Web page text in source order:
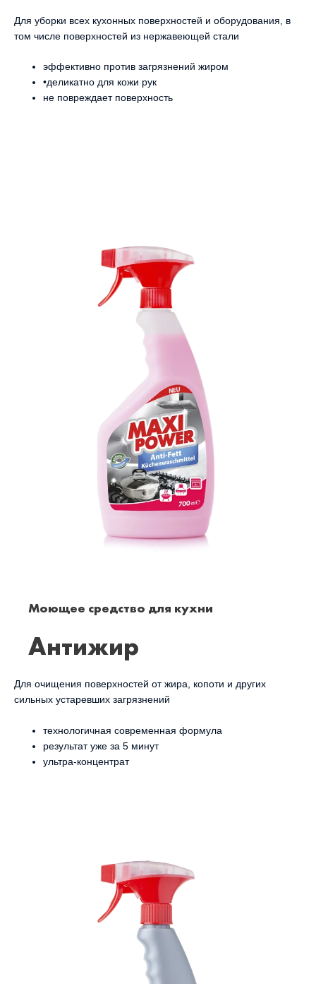
Для уборки всех кухонных поверхностей и оборудования, в
том числе поверхностей из нержавеющей стали
эффективно против загрязнений жиром
•деликатно для кожи рук
не повреждает поверхность
Моющее средство для кухни
Антижир
Для очищения поверхностей от жира, копоти и других
сильных устаревших загрязнений
технологичная современная формула
результат уже за 5 минут
ультра-концентрат